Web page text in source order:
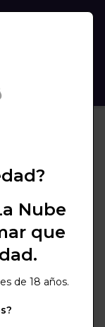
Nube
que
de 18 años.